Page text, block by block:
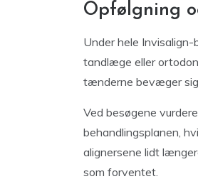
Opfølgning
Under hele
tandlæge eller
tænderne bevæger sig
Ved besøgene
behandlingsplanen,
alignersene lidt
som forventet.